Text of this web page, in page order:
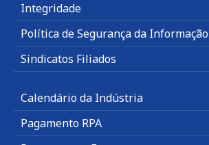
Integridade
Política de Segurança da Informação
Sindicatos Filiados
Calendário da Indústria
Pagamento RPA